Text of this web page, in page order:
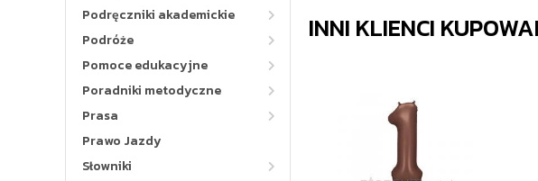
Podręczniki akademickie
Podróże
Pomoce edukacyjne
Poradniki metodyczne
Prasa
Prawo Jazdy
Słowniki
INNI KLIENCI